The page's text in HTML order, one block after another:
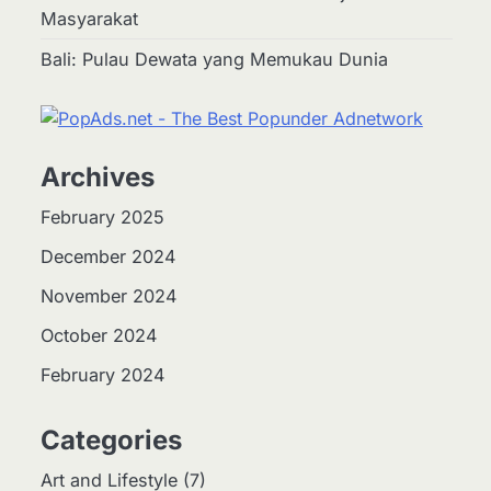
Masyarakat
Bali: Pulau Dewata yang Memukau Dunia
Archives
February 2025
December 2024
November 2024
October 2024
February 2024
Categories
Art and Lifestyle(7)